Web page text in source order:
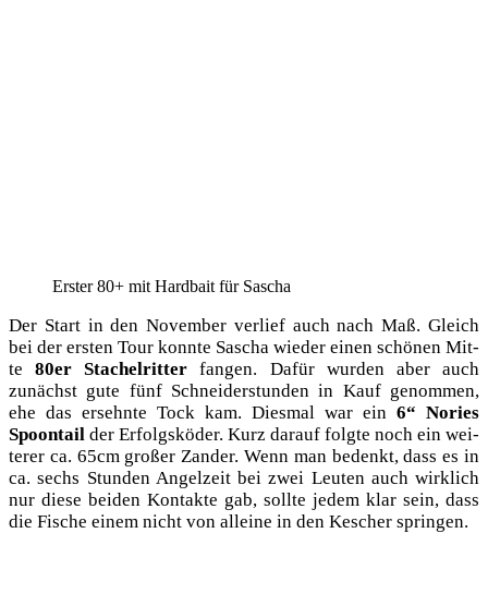
Ers­ter 80+ mit Hard­bait für Sascha
Der Start in den Novem­ber ver­lief auch nach Maß. Gleich
bei der ers­ten Tour konn­te Sascha wie­der einen schö­nen Mit­
te80er Sta­chel­rit­ter fan­gen. Dafür wur­den aber auch
zunächst gute fünf Schnei­der­stun­den in Kauf genom­men,
ehe das ersehn­te Tock kam. Dies­mal war ein 6“ Nories
Spoon­tail der Erfolgs­kö­der. Kurz dar­auf folg­te noch ein wei­
te­rer ca. 65cm gro­ßer Zan­der. Wenn man bedenkt, dass es in
ca. sechs Stun­den Angel­zeit bei zwei Leu­ten auch wirk­lich
nur die­se bei­den Kon­tak­te gab, soll­te jedem klar sein, dass
die Fische einem nicht von allei­ne in den Kescher springen.